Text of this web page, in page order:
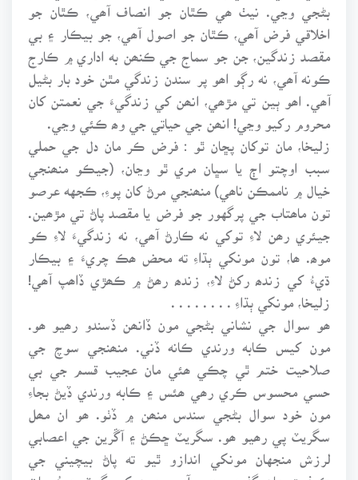
بڻجي وڃي. نيٺ ھي ڪٿان جو انصاف آھي، ڪٿان جو
اخلاقي فرض آھي، ڪٿان جو اصول آھي، جو بيڪار ۽ بي
مقصد زندگين، جن جو سماج جي ڪنھن به اداري ۾ ڪارج
ڪونه آھي، نه رڳو اھو پر سندن زندگي مٿن خود بار بڻيل
آھي. اھو ٻين تي مڙھي، انھن کي زندگيءَ جي نعمتن کان
محروم رکيو وڃي! انھن جي حياتي جي وھ ڪئي وڃي.
زليخا، مان توکان پڇان ٿو : فرض ڪر مان دل جي حملي
سبب اوچتو اڄ يا سڀان مري ٿو وڃان، (جيڪو منھنجي
خيال ۾ ناممڪن ناھي) منھنجي مرڻ کان پوءِ، ڪجهه عرصو
تون ماھتاب جي پرگهور جو فرض يا مقصد پاڻ تي مڙھين.
جيئري رھن لاءِ توکي نه ڪارڻ آھي، نه زندگيءَ لاءِ ڪو
موھ. ھا، تون مونکي ٻڌاءِ ته محض ھڪ چريءَ ۽ بيڪار
ڌيءُ کي زندھ رکڻ لاءِ، زندھ رھڻ ۾ ڪھڙي ڏاھپ آھي!
زليخا، مونکي ٻڌاءِ . . . . . . . .
ھو سوال جي نشاني بڻجي مون ڏانھن ڏسندو رھيو ھو.
مون کيس ڪابه ورندي ڪانه ڏني. منھنجي سوچ جي
صلاحيت ختم ٿي چڪي ھئي مان عجيب قسم جي بي
حسي محسوس ڪري رھي ھئس ۽ ڪابه ورندي ڏيڻ بجاءِ
مون خود سوال بڻجي سندس منھن ۾ ڏٺو. ھو ان مھل
سگريٽ پي رھيو ھو. سگريٽ ڇڪڻ ۽ آڱرين جي اعصابي
لرزش منجهان مونکي اندازو ٿيو ته پاڻ بيچيني جي
ڪيفيت مان گذري رھيو آھي. مون کي گهٽ ۽ ٻُوساٽ